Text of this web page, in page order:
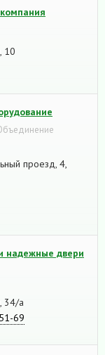
10
проезд, 4,
надежные двери
34/а
69